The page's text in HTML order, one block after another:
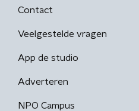
Contact
Veelgestelde vragen
App de studio
Adverteren
NPO Campus